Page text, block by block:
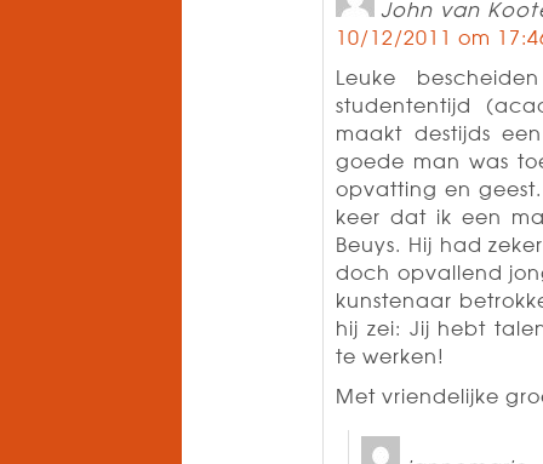
John van
10/12/2011 om
Leuke
studententijd
maakt destijds
goede man was
opvatting en
keer dat ik een
Beuys. Hij had
doch opvallend
kunstenaar
hij zei: Jij hebt
te werken!
Met vriendelijke